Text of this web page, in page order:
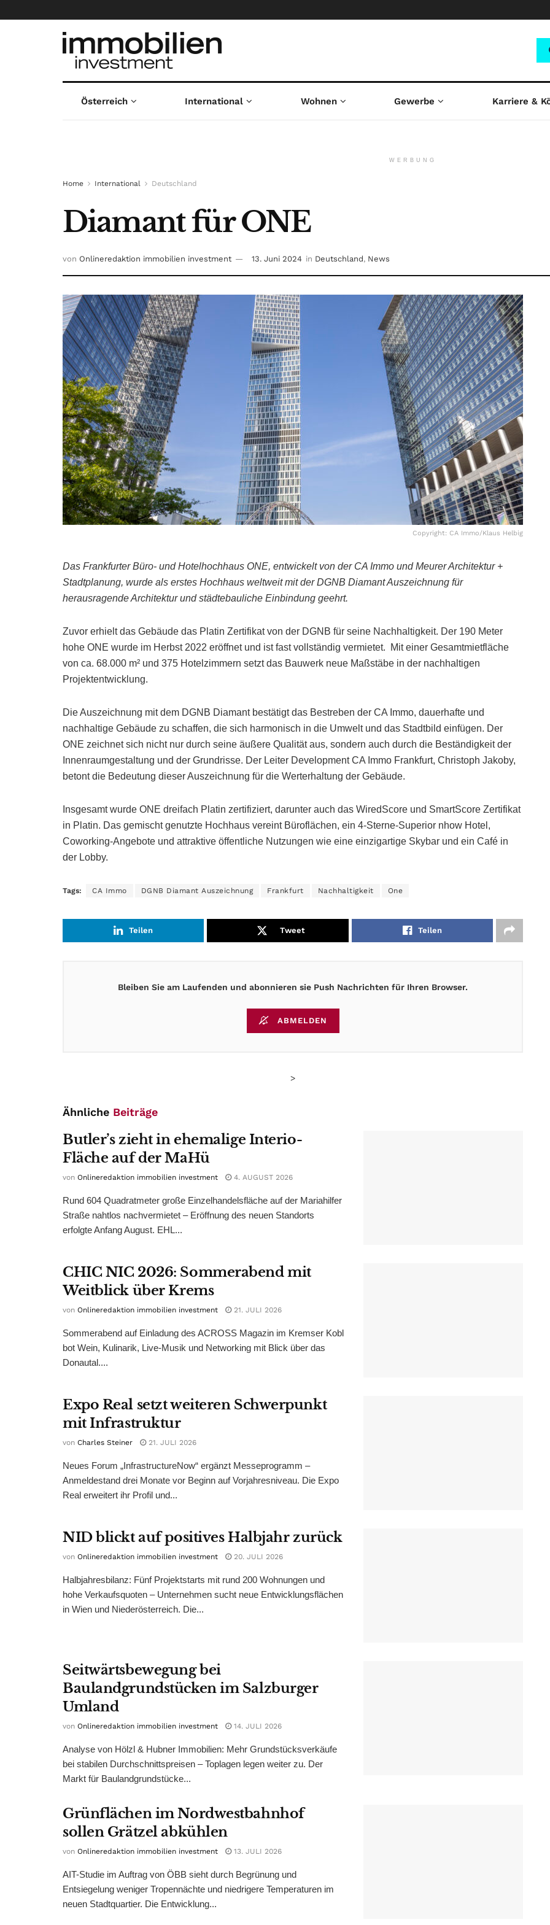
Österreich International Wohnen Gewerbe Karriere &
WERBUNG
Home International Deutschland
Diamant für ONE
von Onlineredaktion immobilien investment 13. Juni 2024 in Deutschland, News
Copyright: CA Immo/Klaus Helbig
Das Frankfurter Büro- und Hotelhochhaus ONE, entwickelt von der CA Immo und Meurer Architektur +
Stadtplanung, wurde als erstes Hochhaus weltweit mit der DGNB Diamant Auszeichnung für
herausragende Architektur und städtebauliche Einbindung geehrt.
Zuvor erhielt das Gebäude das Platin Zertifikat von der DGNB für seine Nachhaltigkeit. Der 190 Meter
hohe ONE wurde im Herbst 2022 eröffnet und ist fast vollständig vermietet. Mit einer Gesamtmietfläche
von ca. 68.000 m² und 375 Hotelzimmern setzt das Bauwerk neue Maßstäbe in der nachhaltigen
Projektentwicklung.
Die Auszeichnung mit dem DGNB Diamant bestätigt das Bestreben der CA Immo, dauerhafte und
nachhaltige Gebäude zu schaffen, die sich harmonisch in die Umwelt und das Stadtbild einfügen. Der
ONE zeichnet sich nicht nur durch seine äußere Qualität aus, sondern auch durch die Beständigkeit der
Innenraumgestaltung und der Grundrisse. Der Leiter Development CA Immo Frankfurt, Christoph Jakoby,
betont die Bedeutung dieser Auszeichnung für die Werterhaltung der Gebäude.
Insgesamt wurde ONE dreifach Platin zertifiziert, darunter auch das WiredScore und SmartScore Zertifikat
in Platin. Das gemischt genutzte Hochhaus vereint Büroflächen, ein 4-Sterne-Superior nhow Hotel,
Coworking-Angebote und attraktive öffentliche Nutzungen wie eine einzigartige Skybar und ein Café in
der Lobby.
Tags: CA Immo DGNB Diamant Auszeichnung Frankfurt Nachhaltigkeit One
Teilen Tweet Teilen
Bleiben Sie am Laufenden und abonnieren sie Push Nachrichten für Ihren Browser.
ABMELDEN
>
Ähnliche Beiträge
Butler’s zieht in ehemalige Interio-
Fläche auf der MaHü
von Onlineredaktion immobilien investment 4. AUGUST 2026
Rund 604 Quadratmeter große Einzelhandelsfläche auf der Mariahilfer
Straße nahtlos nachvermietet – Eröffnung des neuen Standorts
erfolgte Anfang August. EHL...
CHIC NIC 2026: Sommerabend mit
Weitblick über Krems
von Onlineredaktion immobilien investment 21. JULI 2026
Sommerabend auf Einladung des ACROSS Magazin im Kremser Kobl
bot Wein, Kulinarik, Live-Musik und Networking mit Blick über das
Donautal....
Expo Real setzt weiteren Schwerpunkt
mit Infrastruktur
von Charles Steiner 21. JULI 2026
Neues Forum „InfrastructureNow“ ergänzt Messeprogramm –
Anmeldestand drei Monate vor Beginn auf Vorjahresniveau. Die Expo
Real erweitert ihr Profil und...
NID blickt auf positives Halbjahr zurück
von Onlineredaktion immobilien investment 20. JULI 2026
Halbjahresbilanz: Fünf Projektstarts mit rund 200 Wohnungen und
hohe Verkaufsquoten – Unternehmen sucht neue Entwicklungsflächen
in Wien und Niederösterreich. Die...
Seitwärtsbewegung bei
Baulandgrundstücken im Salzburger
Umland
von Onlineredaktion immobilien investment 14. JULI 2026
Analyse von Hölzl & Hubner Immobilien: Mehr Grundstücksverkäufe
bei stabilen Durchschnittspreisen – Toplagen legen weiter zu. Der
Markt für Baulandgrundstücke...
Grünflächen im Nordwestbahnhof
sollen Grätzel abkühlen
von Onlineredaktion immobilien investment 13. JULI 2026
AIT-Studie im Auftrag von ÖBB sieht durch Begrünung und
Entsiegelung weniger Tropennächte und niedrigere Temperaturen im
neuen Stadtquartier. Die Entwicklung...